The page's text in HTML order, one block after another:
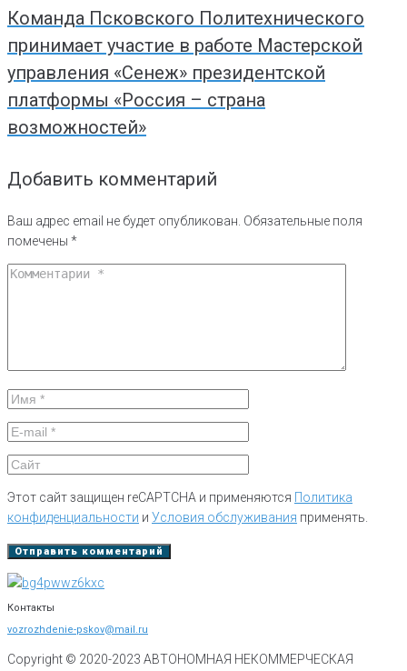
Команда Псковского Политехнического
принимает участие в работе Мастерской
управления «Сенеж» президентской
платформы «Россия – страна
возможностей»
Добавить комментарий
Ваш адрес email не будет опубликован. Обязательные поля
помечены *
Этот сайт защищен reCAPTCHA и применяются Политика
конфиденциальности и Условия обслуживания применять.
Контакты
vozrozhdenie-pskov@mail.ru
Copyright © 2020-2023 АВТОНОМНАЯ НЕКОММЕРЧЕСКАЯ